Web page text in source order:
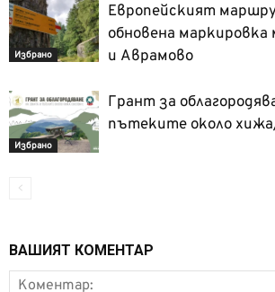
Избрано
Европейският
обновена
и Аврамово
Избрано
Грант за
пътеките около
ВАШИЯТ КОМЕНТАР